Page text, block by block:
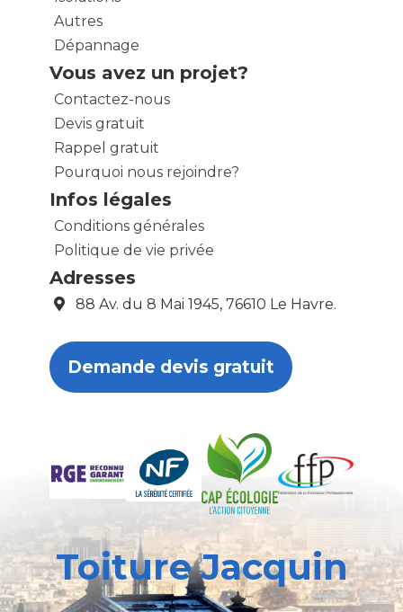
Autres
Dépannage
Vous avez un projet?
Contactez-nous
Devis gratuit
Rappel gratuit
Pourquoi nous rejoindre?
Infos légales
Conditions générales
Politique de vie privée
Adresses
88 Av. du 8 Mai 1945, 76610 Le Havre.
Demande devis gratuit
Toiture Jacquin